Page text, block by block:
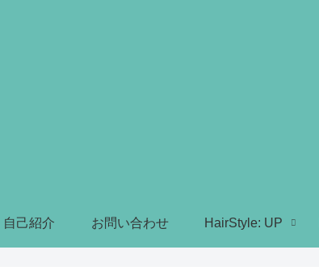
自己紹介 お問い合わせ HairStyle: UP